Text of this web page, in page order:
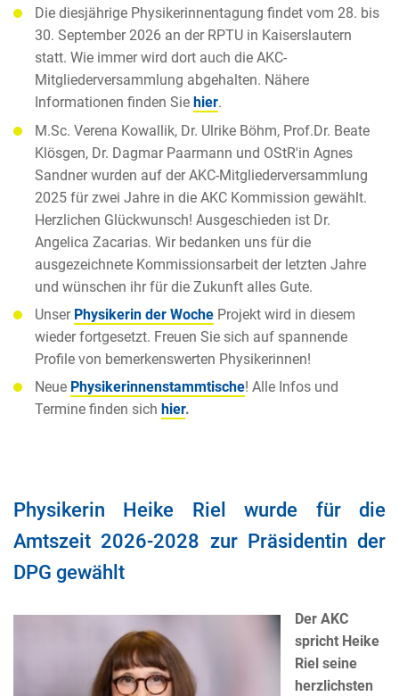
Die diesjährige Physikerinnentagung findet vom 28. bis
30. September 2026 an der RPTU in Kaiserslautern
statt. Wie immer wird dort auch die AKC-
Mitgliederversammlung abgehalten. Nähere
Informationen finden Sie hier.
M.Sc. Verena Kowallik, Dr. Ulrike Böhm, Prof.Dr. Beate
Klösgen, Dr. Dagmar Paarmann und OStR'in Agnes
Sandner wurden auf der AKC-Mitgliederversammlung
2025 für zwei Jahre in die AKC Kommission gewählt.
Herzlichen Glückwunsch! Ausgeschieden ist Dr.
Angelica Zacarias. Wir bedanken uns für die
ausgezeichnete Kommissionsarbeit der letzten Jahre
und wünschen ihr für die Zukunft alles Gute.
Unser Physikerin der Woche Projekt wird in diesem
wieder fortgesetzt. Freuen Sie sich auf spannende
Profile von bemerkenswerten Physikerinnen!
Neue Physikerinnenstammtische! Alle Infos und
Termine finden sich hier.
Physikerin Heike Riel wurde für die
Amtszeit 2026-2028 zur Präsidentin der
DPG gewählt
Der AKC
spricht Heike
Riel seine
herzlichsten